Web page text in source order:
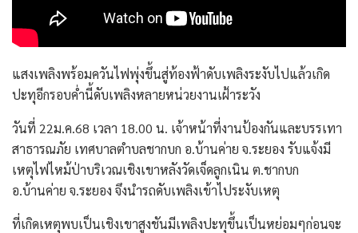
แสงเพลิงพร้อมควันไฟพุ่งขึ้นสู่ท้องฟ้าดับเพลิงระงับไปแล้วเกิด
ปะทุอีกรอบค่ำนี้ดับเพลิงหลายหน่วยงานเฝ้าระวัง
วันที่ 22ม.ค.68 เวลา 18.00 น. เจ้าหน้าที่งานป้องกันและบรรเทา
สาธารณภัย เทศบาลตำบลชากบก อ.บ้านค่าย จ.ระยอง รับแจ้งมี
เหตุไฟไหม้ป่าบริเวณเชิงเขาหลังวัดเจ็ดลูกเนิน ต.ชากบก
อ.บ้านค่าย จ.ระยอง จึงนำรถดับเพลิงเข้าไประงับเหตุ
ที่เกิดเหตุพบเป็นเชิงเขาสูงชันมีเพลิงปะทุขึ้นเป็นหย่อมๆก่อนจะ